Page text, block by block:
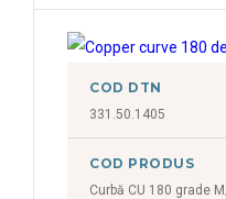
COD DTN
331.50.1405
COD PRODUS
Curbă CU 180 grade